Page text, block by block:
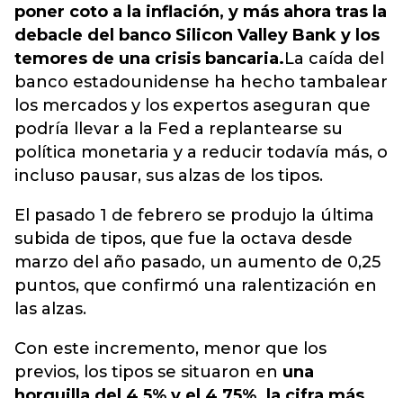
poner coto a la inflación, y más ahora tras la
debacle del banco Silicon Valley Bank y los
temores de una crisis bancaria.La caída del
banco estadounidense ha hecho tambalear
los mercados y los expertos aseguran que
podría llevar a la Fed a replantearse su
política monetaria y a reducir todavía más, o
incluso pausar, sus alzas de los tipos.
El pasado 1 de febrero se produjo la última
subida de tipos, que fue la octava desde
marzo del año pasado, un aumento de 0,25
puntos, que confirmó una ralentización en
las alzas.
Con este incremento, menor que los
previos, los tipos se situaron en una